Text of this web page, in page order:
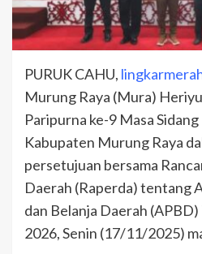
PURUK CAHU,
Murung Raya (Mura)
Paripurna ke-9 Masa
Kabupaten Murung Raya
persetujuan bersama
Daerah (Raperda) tentang
dan Belanja Daerah
2026, Senin (17/11/2025)